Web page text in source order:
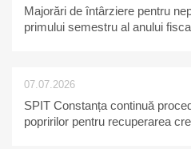
Majorări de întârziere pentru
primului semestru al anului
07.07.2026
SPIT Constanța continuă
popririlor pentru recuperarea